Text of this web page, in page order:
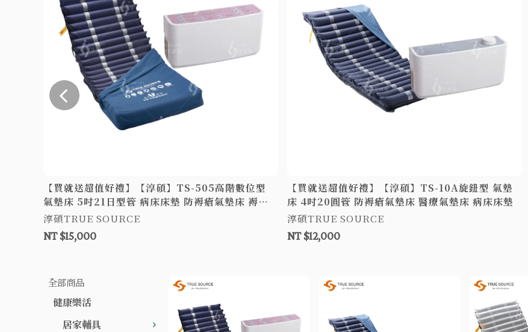
【買就送超值好禮】【淳碩】TS-505高階數位型
氣墊床 5吋21日型管 病床床墊 防褥瘡氣墊床 褥瘡
床墊 B款氣墊床
淳碩TRUE SOURCE
NT $15,000
【買就送超值好禮】【淳碩】TS-10A旋鈕型 氣墊
床 4吋20圓管 防褥瘡氣墊床 醫療氣墊床 病床床墊
淳碩TRUE SOURCE
NT $12,000
全部商品
健康樂活
居家輔具